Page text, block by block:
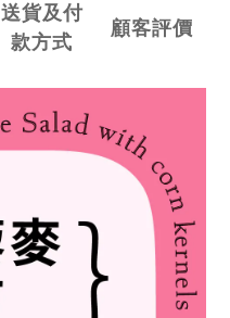
送貨及付
款方式
顧客評價